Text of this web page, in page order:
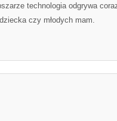
technologia odgrywa
czy młodych mam.